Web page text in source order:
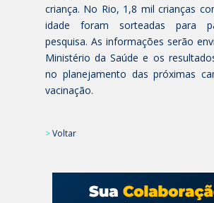
criança. No Rio, 1,8 mil crianças
idade foram sorteadas para
pesquisa. As informações serão
Ministério da Saúde e os
no planejamento das próximas
vacinação.
>Voltar